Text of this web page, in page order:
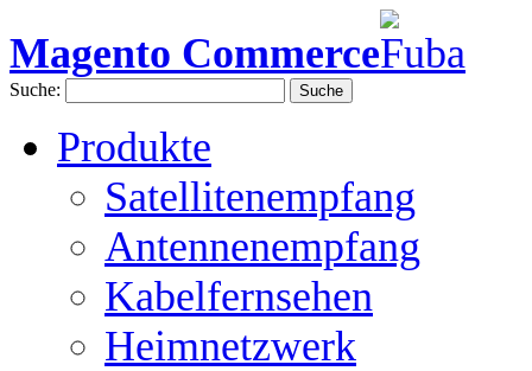
Magento Commerce
Suche: Suche
Produkte
Satellitenempfang
Antennenempfang
Kabelfernsehen
Heimnetzwerk